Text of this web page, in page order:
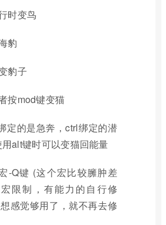
时变鸟
豹
豹子
按mod键变猫
定的是急奔，ctrl绑定的潜
alt键时可以变猫回能量
-Q键 (这个宏比较臃肿差
限制，有能力的自行修
感觉够用了，就不再去修